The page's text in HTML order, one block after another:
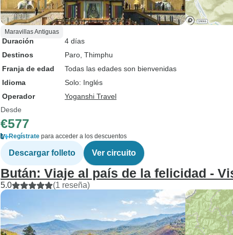
Maravillas Antiguas
Duración
4 días
Destinos
Paro , Thimphu
Franja de edad
Todas las edades son bienvenidas
Idioma
Solo: Inglés
Operador
Yoganshi Travel
Desde
€577
Regístrate para acceder a los descuentos
Descargar folleto Ver circuito
Bután: Viaje al país de la felicidad -
5.0 (1 reseña)